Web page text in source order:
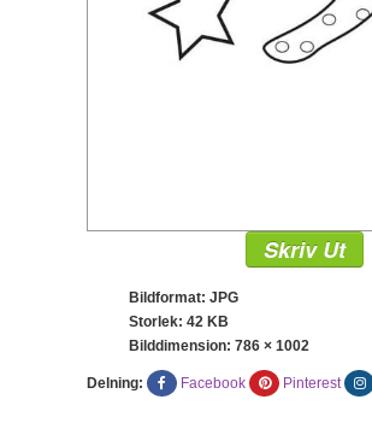
Skriv Ut
Bildformat: JPG
Storlek: 42 KB
Bilddimension: 786 × 1002
Delning: Facebook Pinterest